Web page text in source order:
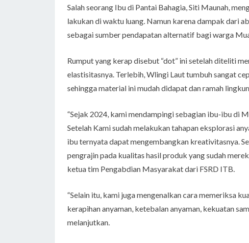
Salah seorang Ibu di Pantai Bahagia, Siti Maunah,
lakukan di waktu luang. Namun karena dampak dari
sebagai sumber pendapatan alternatif bagi warga
Rumput yang kerap disebut “dot” ini setelah diteliti
elastisitasnya. Terlebih, Wlingi Laut tumbuh sangat
sehingga material ini mudah didapat dan ramah
“Sejak 2024, kami mendampingi sebagian ibu-ibu di
Setelah Kami sudah melakukan tahapan eksplorasi
ibu ternyata dapat mengembangkan kreativitasnya.
pengrajin pada kualitas hasil produk yang sudah
ketua tim Pengabdian Masyarakat dari FSRD ITB.
“Selain itu, kami juga mengenalkan cara memeriksa
kerapihan anyaman, ketebalan anyaman, kekuatan
melanjutkan.